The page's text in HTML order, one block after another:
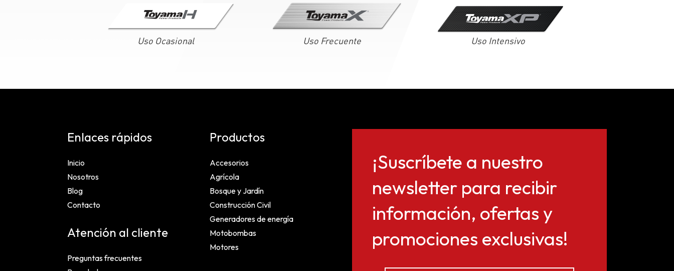
Uso Ocasional Uso Frecuente Uso Intensivo
Enlaces rápidos
Inicio
Nosotros
Blog
Contacto
Atención al cliente
Preguntas frecuentes
Productos
Accesorios
Agrícola
Bosque y Jardín
Construcción Civil
Generadores de energía
Motobombas
Motores
¡Suscríbete a nuestro
newsletter para recibir
información, ofertas y
promociones exclusivas!